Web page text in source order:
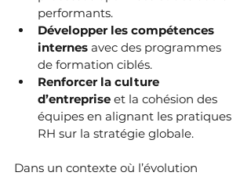
performants.
Développer les compétences
internes avec des programmes
de formation ciblés.
Renforcer la culture
d’entreprise et la cohésion des
équipes en alignant les pratiques
RH sur la stratégie globale.
Dans un contexte où l’évolution